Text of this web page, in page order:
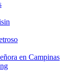
en Campinas